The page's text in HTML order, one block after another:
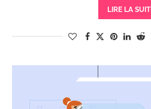
LIRE LA